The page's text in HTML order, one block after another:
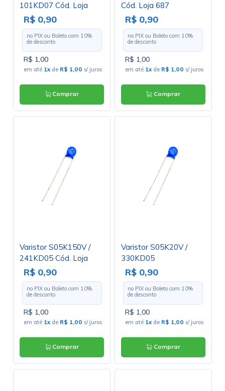
101KD07 Cód. Loja
3038
R$ 0,90
no PIX ou Boleto com 10%
de desconto
R$ 1,00
em até 1x de R$ 1,00 s/ juros
Comprar
Cód. Loja 687
R$ 0,90
no PIX ou Boleto com 10%
de desconto
R$ 1,00
em até 1x de R$ 1,00 s/ juros
Comprar
Varistor S05K150V /
241KD05 Cód. Loja
2826
R$ 0,90
no PIX ou Boleto com 10%
de desconto
R$ 1,00
em até 1x de R$ 1,00 s/ juros
Comprar
Varistor S05K20V /
330KD05
R$ 0,90
no PIX ou Boleto com 10%
de desconto
R$ 1,00
em até 1x de R$ 1,00 s/ juros
Comprar